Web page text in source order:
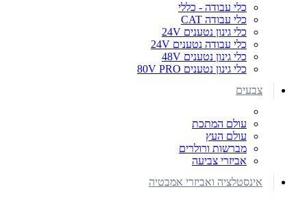
כלי עבודה - כללי
כלי עבודה CAT
כלי גינון נטענים 24V
כלי עבודה נטענים 24V
כלי גינון נטענים 48V
כלי גינון נטענים 80V PRO
צבעים
עולם המתכת
עולם העץ
מברשות ורולרים
אביזרי צביעה
אינסטלציה ואביזרי אמבטיה